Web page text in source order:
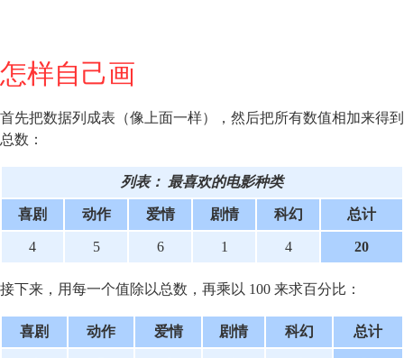
怎样自己画
首先把数据列成表（像上面一样），然后把所有数值相加来得到
总数：
列表： 最喜欢的电影种类
喜剧 动作 爱情 剧情 科幻 总计
4 5 6 1 4 20
接下来，用每一个值除以总数，再乘以 100 来求百分比：
喜剧 动作 爱情 剧情 科幻 总计